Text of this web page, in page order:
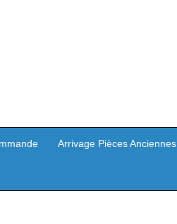
Arrivage Pièces Anciennes